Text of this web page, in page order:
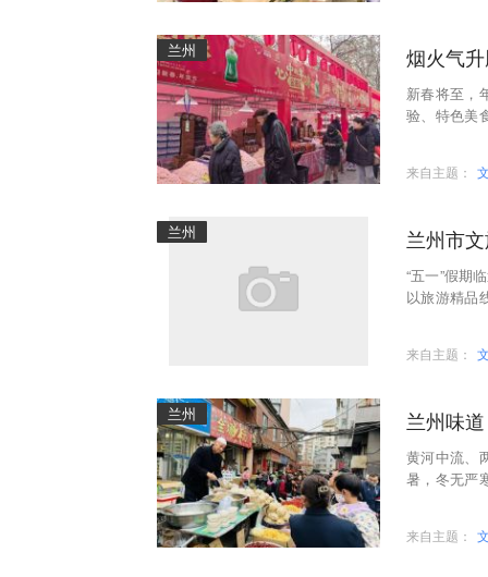
兰州 烟火气
新春将至，
验、特色美
来自主题：
兰州 兰州市
“五一”假期
以旅游精品
来自主题：
兰州 兰州味
黄河中流、
暑，冬无严
来自主题：